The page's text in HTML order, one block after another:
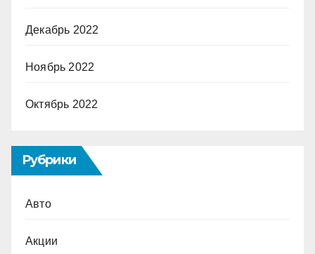
Декабрь 2022
Ноябрь 2022
Октябрь 2022
Рубрики
Авто
Акции